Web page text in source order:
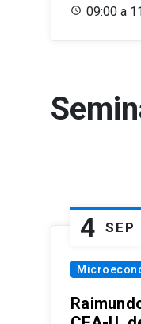
09:00 a
4 SEP